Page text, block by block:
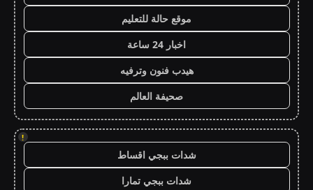
موقع حالة للتعليم
اخبار 24 ساعة
هيدب فنون وترفيه
صحيفة العالم
!
شدات ببجي اقساط
شدات ببجي تمارا